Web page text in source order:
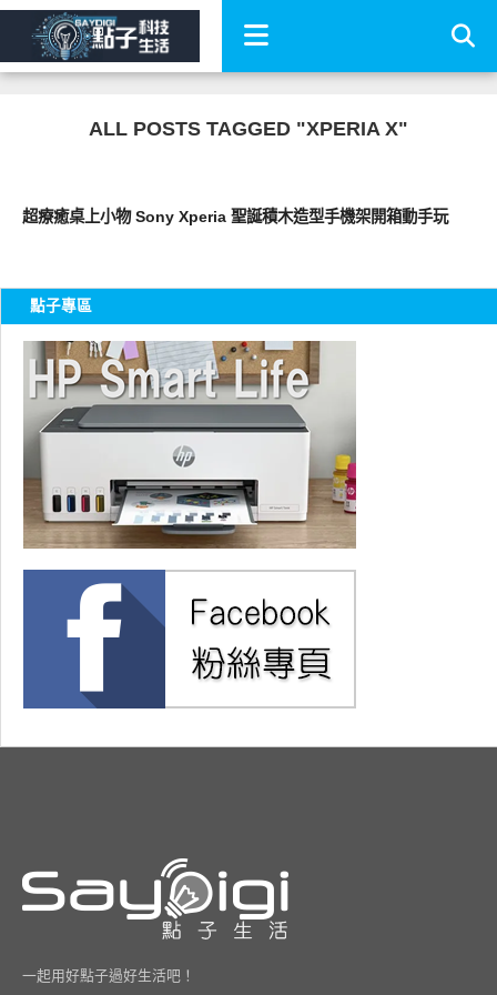
ALL POSTS TAGGED "XPERIA X"
超療癒桌上小物 Sony Xperia 聖誕積木造型手機架開箱動手玩
點子專區
一起用好點子過好生活吧！